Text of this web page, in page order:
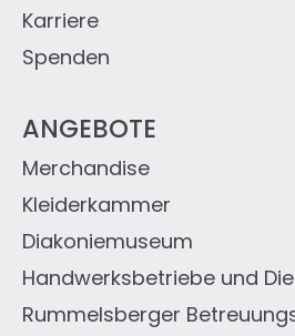
ANGEBOTE
Rummelsberger
Handwerksbetriebe und
Diakoniemuseum
Kleiderkammer
Merchandise
Spenden
Karriere